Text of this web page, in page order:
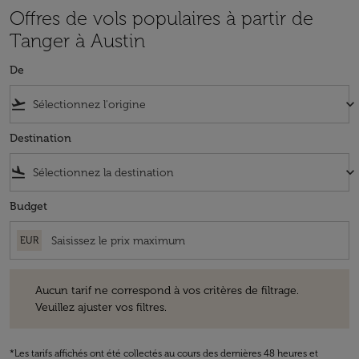
Offres de vols populaires à partir de
Tanger à Austin
De
flight_takeoff keyboard_arrow_down
Destination
flight_land keyboard_arrow_down
Budget
EUR
Aucun tarif ne correspond à vos critères de filtrage.
Veuillez ajuster vos filtres.
*Les tarifs affichés ont été collectés au cours des dernières 48 heures et